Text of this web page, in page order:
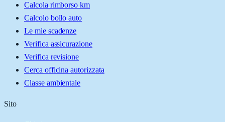
Calcola rimborso km
Calcolo bollo auto
Le mie scadenze
Verifica assicurazione
Verifica revisione
Cerca officina autorizzata
Classe ambientale
Sito